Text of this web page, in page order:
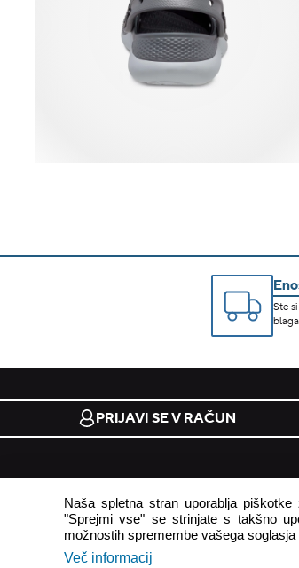
Ste
PRIJAVI SE V RAČUN
pogoji uporabe
načini plačila
Naša spletna stran uporablja
"Sprejmi vse" se strinjate s takšno
možnostih spremembe vašega
Več informacij